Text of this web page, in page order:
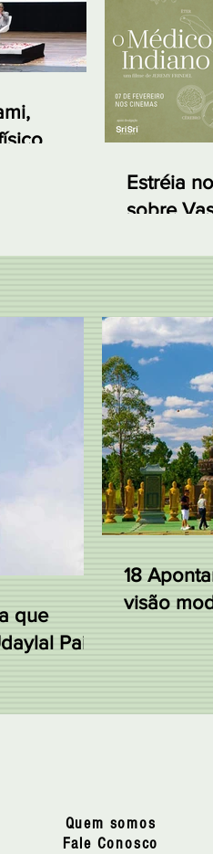
Estréia
sobre
que
Pai
18
visão
Quem somos
Fale Conosco